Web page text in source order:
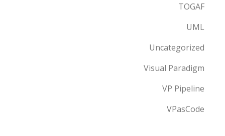
TOGAF
UML
Uncategorized
Visual Paradigm
VP Pipeline
VPasCode